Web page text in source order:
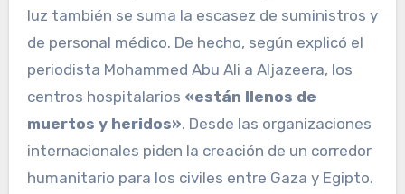
luz también se suma la escasez de suministros y
de personal médico. De hecho, según explicó el
periodista Mohammed Abu Ali a Aljazeera, los
centros hospitalarios «están llenos de
muertos y heridos». Desde las organizaciones
internacionales piden la creación de un corredor
humanitario para los civiles entre Gaza y Egipto.